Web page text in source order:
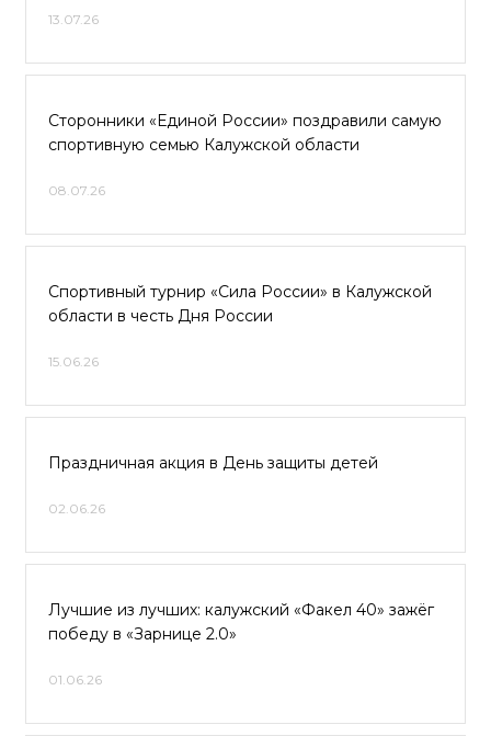
13.07.26
Сторонники «Единой России» поздравили самую
спортивную семью Калужской области
08.07.26
Спортивный турнир «Сила России» в Калужской
области в честь Дня России
15.06.26
Праздничная акция в День защиты детей
02.06.26
Лучшие из лучших: калужский «Факел 40» зажёг
победу в «Зарнице 2.0»
01.06.26